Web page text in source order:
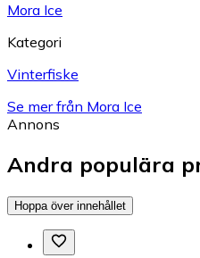
Mora Ice
Kategori
Vinterfiske
Se mer från Mora Ice
Annons
Andra populära
Hoppa över innehållet